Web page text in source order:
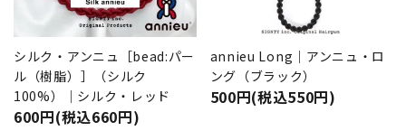
シルク・アンニュ［bead:パー
ル（樹脂）］（シルク
100%）｜シルク・レッド
600円(税込660円)
annieu Long｜アンニュ・ロ
ング（ブラック）
500円(税込550円)